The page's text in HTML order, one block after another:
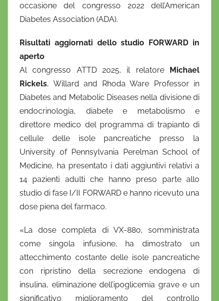
occasione del congresso 2022 dell’American
Diabetes Association (ADA).
Risultati aggiornati dello studio FORWARD in
aperto
Al congresso ATTD 2025, il relatore Michael
Rickels, Willard and Rhoda Ware Professor in
Diabetes and Metabolic Diseases nella divisione di
endocrinologia, diabete e metabolismo e
direttore medico del programma di trapianto di
cellule delle isole pancreatiche presso la
University of Pennsylvania Perelman School of
Medicine, ha presentato i dati aggiuntivi relativi a
14 pazienti adulti che hanno preso parte allo
studio di fase I/II FORWARD e hanno ricevuto una
dose piena del farmaco.
«La dose completa di VX-880, somministrata
come singola infusione, ha dimostrato un
attecchimento costante delle isole pancreatiche
con ripristino della secrezione endogena di
insulina, eliminazione dell’ipoglicemia grave e un
significativo miglioramento del controllo